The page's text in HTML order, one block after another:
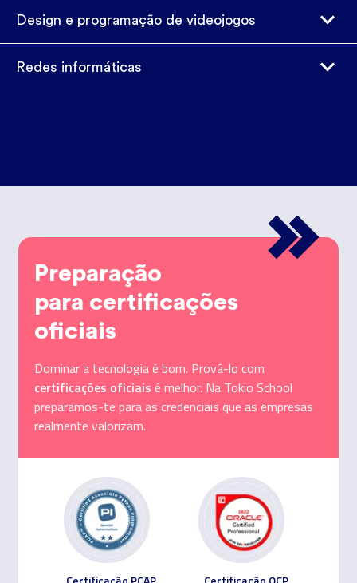
Design e programação de videojogos
Redes informáticas
Preparação
para certificações
oficiais
Dominar a tecnologia é bom. Prová-lo com
certificações oficiais é melhor. Na Tokio School
preparamos-te para as credenciais que as empresas
realmente valorizam.